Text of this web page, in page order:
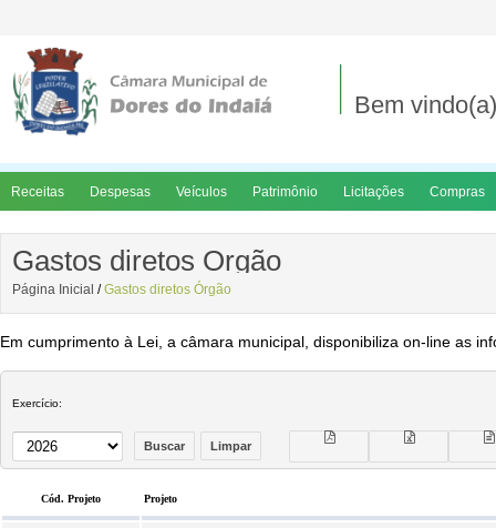
Bem
Receitas Despesas Veículos Patrimônio Licitações Compras
Gastos diretos Órgão
Página Inicial / Gastos diretos Órgão
Em cumprimento à Lei, a câmara municipal, disponibiliza on-line as
Exercício:
Cód. Projeto Projeto